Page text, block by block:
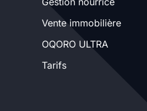
Vente immobilière
OQORO ULTRA
Tarifs